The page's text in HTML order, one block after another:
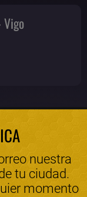
nuestra
tu ciudad.
momento